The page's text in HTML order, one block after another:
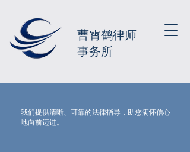
我们提供清晰、可靠的法律指导，助您满怀信心
地向前迈进。
曹霄鹤律师
事务所